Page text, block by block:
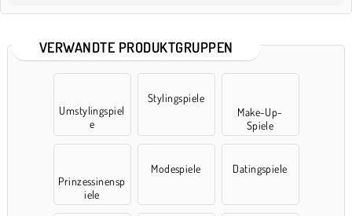
VERWANDTE PRODUKTGRUPPEN
Umstylingspiel
e
Stylingspiele
Make-Up-
Spiele
Prinzessinensp
iele
Modespiele Datingspiele